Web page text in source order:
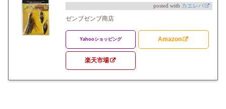
posted with カエレバ
ゼンブゼンブ商店
Yahooショッピング Amazon
楽天市場